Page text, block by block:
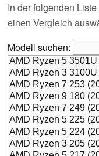
In der folgenden
einen Vergleich
Modell suchen: